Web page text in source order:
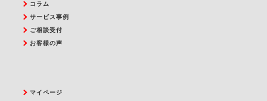
コラム
サービス事例
ご相談受付
お客様の声
マイページ